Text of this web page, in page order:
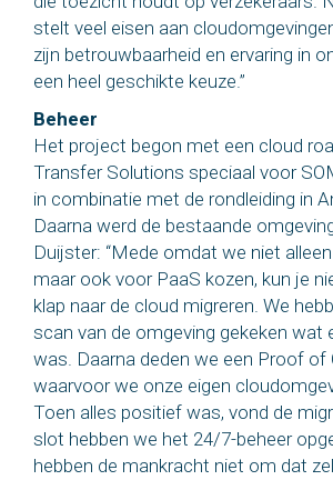
stelt veel eisen aan
zijn betrouwbaarheid en ervaring in
een heel geschikte keuze.”
Beheer
Het project begon met een cloud
Transfer Solutions speciaal voor
in combinatie met de rondleiding in
Daarna werd de bestaande
Duijster: “Mede omdat we niet
maar ook voor PaaS kozen, kun je
klap naar de cloud migreren. We
scan van de omgeving gekeken wat
was. Daarna deden we een Proof of
waarvoor we onze eigen
Toen alles positief was, vond de
slot hebben we het 24/7-beheer
hebben de mankracht niet om dat